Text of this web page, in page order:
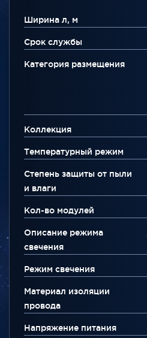
Ширина л, м
Срок службы
Категория размещения
Коллекция
Температурный режим
Степень защиты от пыли
и влаги
Кол-во модулей
Описание режима
свечения
Режим свечения
Материал изоляции
провода
Напряжение питания